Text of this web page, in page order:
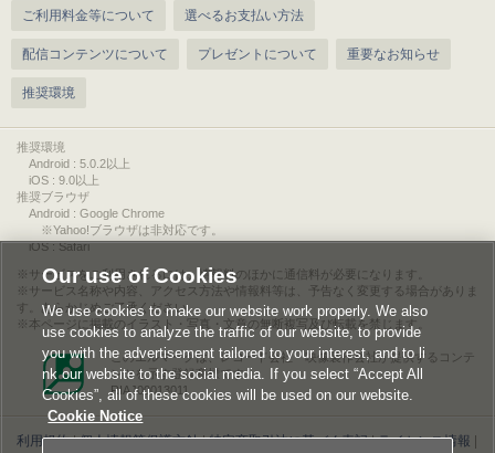
ご利用料金等について 選べるお支払い方法
配信コンテンツについて プレゼントについて 重要なお知らせ
推奨環境
推奨環境
Android : 5.0.2以上
iOS : 9.0以上
推奨ブラウザ
Android : Google Chrome
※Yahoo!ブラウザは非対応です。
iOS : Safari
サービスをご利用されるには、情報料のほかに通信料が必要になります。
サービス名称や内容、アクセス方法や情報料等は、予告なく変更する場合がありま
す。あらかじめご了承ください。
本ページに掲載のイラスト・写真・文章の無断複写及び転載を禁じます。
このエルマークは、レコード会社・映像製作会社が提供するコンテ
ンツを示す登録商標です。
RIAJ00013011
利用規約|個人情報等保護方針|特定商取引法に基づく表記|ライセンス情報
Our use of Cookies
We use cookies to make our website work properly. We also
use cookies to analyze the traffic of our website, to provide
you with the advertisement tailored to your interest, and to li
nk our website to the social media. If you select “Accept All
Cookies”, all of these cookies will be used on our website.
Cookie Notice